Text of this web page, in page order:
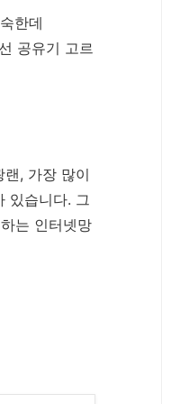
한데
공유기 고르
, 가장 많이
있습니다. 그
는 인터넷망